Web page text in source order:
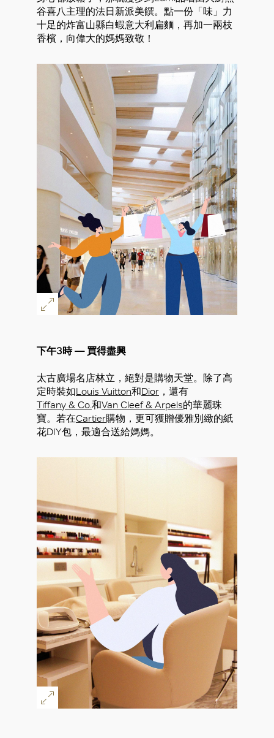
谷喜八主理的法日新派美饌。點一份「味」力
十足的炸富山縣白蝦意大利扁麵，再加一兩枝
香檳，向偉大的媽媽致敬！
下午3時 — 買得盡興
太古廣場名店林立，絕對是購物天堂。除了高
定時裝如Louis Vuitton和Dior ，還有
Tiffany & Co.和Van Cleef & Arpels的華麗珠
寶。若在Cartier購物，更可獲贈優雅別緻的紙
花DIY包，最適合送給媽媽。